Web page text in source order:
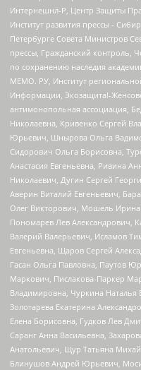
Интернешнл-Р, Центр Защиты
Институт развития прессы -
Петербурге Совета Министров
прессы, Гражданский контроль,
по сохранению наследия
МЕМО. РУ, Институт
Информации, Экозащита!-
антимонопольная ассоциация,
Николаевна, Кривенко Сергей
Юрьевич, Шнырова Ольга
Сидорович Ольга Борисовна,
Анастасия Евгеньевна, Ривина
Николаевич, Дугин Сергей
Аверин Виталий Евгеньевич,
Олег Викторович, Мошель
Пономарев Лев Александрович,
Валерий Валерьевич, Исламов
Евгеньевна, Щаров Сергей
Гасан Ольга Павловна, Паутов
Маркович, Пислакова-Паркер
Владимировна, Чуркина Наталья
Золотарева Екатерина
Елена Борисовна, Гудков Лев
Саранг Анна Васильевна,
Анатольевич, Щур Татьяна
Блинушов Андрей Юрьевич,